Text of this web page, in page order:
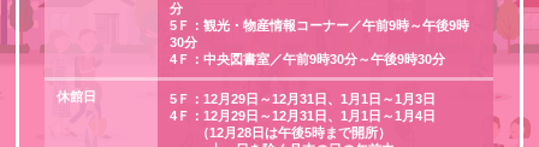
分
5Ｆ：観光・物産情報コーナー／午前9時～午後9時
30分
4Ｆ：中央図書室／午前9時30分～午後9時30分
休館日
5Ｆ：12月29日～12月31日、1月1日～1月3日
4Ｆ：12月29日～12月31日、1月1日～1月4日
（12月28日は午後5時まで開所）